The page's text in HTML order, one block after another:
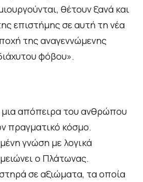
θέτουν ξανά και
επιστήμης σε αυτή τη νέα
της αναγεννώμενης
φόβου».
μια απόπειρα του ανθρώπου
πραγματικό κόσμο.
γνώση με λογικά
ο Πλάτωνας.
σε αξιώματα, τα οποία